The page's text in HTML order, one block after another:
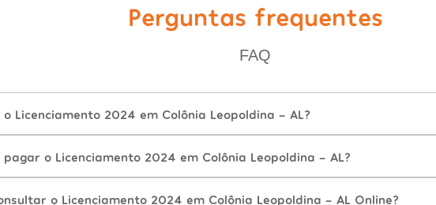
Perguntas frequentes
FAQ
o Licenciamento 2024 em Colônia Leopoldina - AL?
pagar o Licenciamento 2024 em Colônia Leopoldina - AL?
o Licenciamento 2024 em Colônia Leopoldina - AL Online?